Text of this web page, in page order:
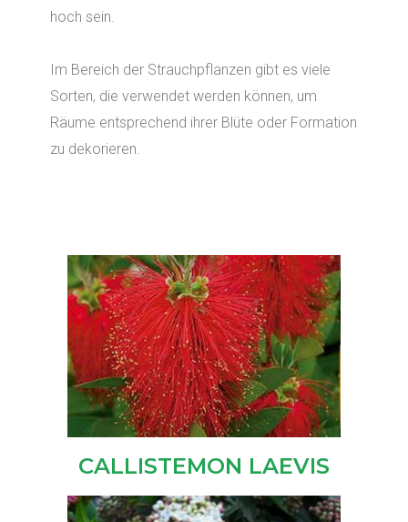
hoch sein.
Im Bereich der Strauchpflanzen gibt es viele
Sorten, die verwendet werden können, um
Räume entsprechend ihrer Blüte oder Formation
zu dekorieren.
CALLISTEMON LAEVIS